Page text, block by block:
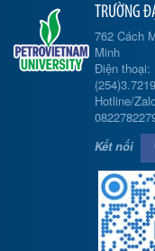
TRƯỜNG
762 Cách
Minh
Điện thoại:
Hotline/
Kết nối